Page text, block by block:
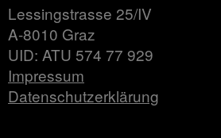
Lessingstrasse 25/IV
A-8010 Graz
UID: ATU 574 77 929
Impressum
Datenschutzerklärung